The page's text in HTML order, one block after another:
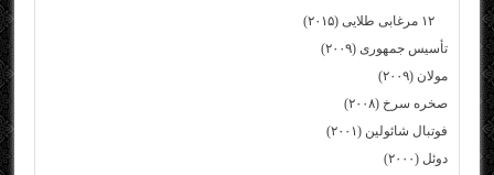
۱۲ مرغابی طلایی (۲۰۱۵)
تأسیس جمهوری (۲۰۰۹)
مولان (۲۰۰۹)
صخره سرخ (۲۰۰۸)
فوتبال شائولین (۲۰۰۱)
دوئل (۲۰۰۰)